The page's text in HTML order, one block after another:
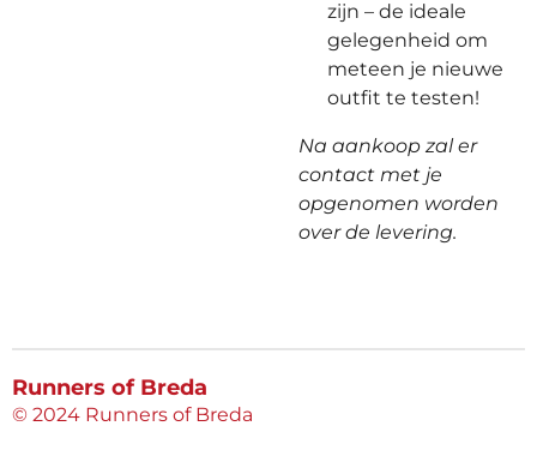
zijn – de ideale
gelegenheid om
meteen je nieuwe
outfit te testen!
Na aankoop zal er
contact met je
opgenomen worden
over de levering.
Runners of Breda
© 2024 Runners of Breda